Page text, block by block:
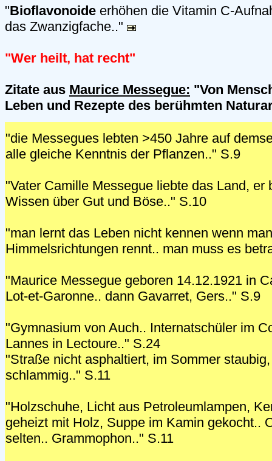
"Bioflavonoide erhöhen die Vitamin C-
das Zwanzigfache.."
"Wer heilt, hat recht"
Zitate aus Maurice Messegue: "Von
Leben und Rezepte des berühmten
"die Messegues lebten >450 Jahre auf
alle gleiche Kenntnis der Pflanzen.." S.9
"Vater Camille Messegue liebte das Land, er
Wissen über Gut und Böse.." S.10
"man lernt das Leben nicht kennen wenn
Himmelsrichtungen rennt.. man muss es
"Maurice Messegue geboren 14.12.1921 in
Lot-et-Garonne.. dann Gavarret, Gers.." S.9
"Gymnasium von Auch.. Internatschüler im
Lannes in Lectoure.." S.24
"Straße nicht asphaltiert, im Sommer
schlammig.." S.11
"Holzschuhe, Licht aus Petroleumlampen,
geheizt mit Holz, Suppe im Kamin gekocht..
selten.. Grammophon.." S.11